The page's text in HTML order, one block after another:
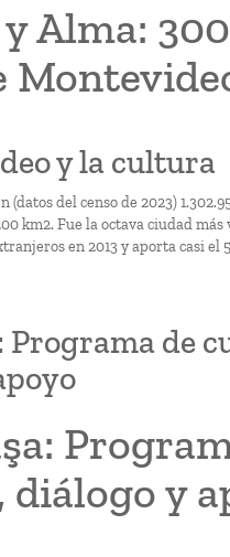
Alma: 300
y la cultura
(datos del censo de 2023)
km2. Fue la octava ciudad más
en 2013 y aporta casi el
Programa de
y